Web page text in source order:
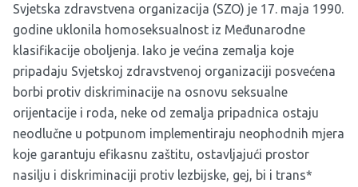
Svjetska zdravstvena organizacija (SZO) je 17. maja 1990.
godine uklonila homoseksualnost iz Međunarodne
klasifikacije oboljenja. Iako je većina zemalja koje
pripadaju Svjetskoj zdravstvenoj organizaciji posvećena
borbi protiv diskriminacije na osnovu seksualne
orijentacije i roda, neke od zemalja pripadnica ostaju
neodlučne u potpunom implementiraju neophodnih mjera
koje garantuju efikasnu zaštitu, ostavljajući prostor
nasilju i diskriminaciji protiv lezbijske, gej, bi i trans*